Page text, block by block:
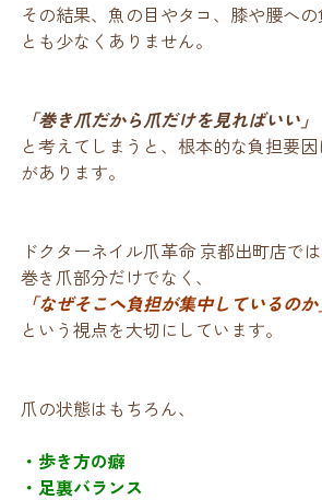
その結果、魚の目やタコ、膝や腰へ
とも少なくありません。
「巻き爪だから爪だけを見ればいい」
と考えてしまうと、根本的な負担要
があります。
ドクターネイル爪革命 京都出町店では
巻き爪部分だけでなく、
「なぜそこへ負担が集中しているのか
という視点を大切にしています。
爪の状態はもちろん、
・歩き方の癖
・足裏バランス